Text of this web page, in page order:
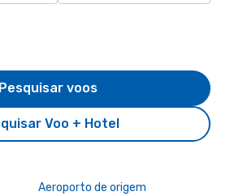
Voo + Hotel
Pesquisar voos
Aeroporto de origem